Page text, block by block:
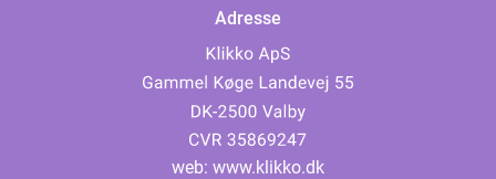
Adresse
web: www.klikko.dk